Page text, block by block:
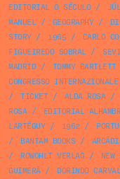
EDITORIAL O SÉCULO/
MANUEL/ GEOGRAPHY/
STORY/ 1965 / CARLO
FIGUEIREDO SOBRAL/
MADRID/ TOMMY BARTLETT
CONGRESSO
/
TICKET/ ALDA ROSA/
ROSA/ EDITORIAL
LARTÉGUY/ 1962 /
/
BANTAM BOOKS /
/
ROWOHLT VERLAG /
GUIMERÁ/ DORINDO